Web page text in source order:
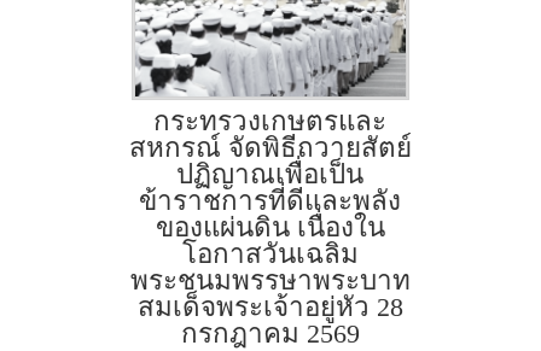
กระทรวงเกษตรและ
สหกรณ์ จัดพิธีถวายสัตย์
ปฏิญาณเพื่อเป็น
ข้าราชการที่ดีและพลัง
ของแผ่นดิน เนื่องใน
โอกาสวันเฉลิม
พระชนมพรรษาพระบาท
สมเด็จพระเจ้าอยู่หัว 28
กรกฎาคม 2569